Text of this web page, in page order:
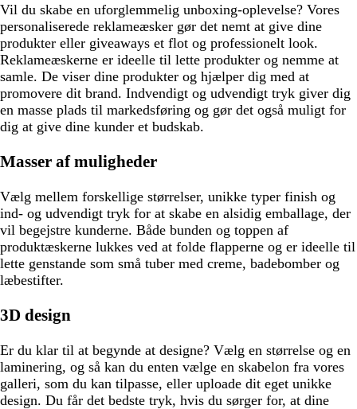
Vil du skabe en uforglemmelig unboxing-oplevelse? Vores
personaliserede reklameæsker gør det nemt at give dine
produkter eller giveaways et flot og professionelt look.
Reklameæskerne er ideelle til lette produkter og nemme at
samle. De viser dine produkter og hjælper dig med at
promovere dit brand. Indvendigt og udvendigt tryk giver dig
en masse plads til markedsføring og gør det også muligt for
dig at give dine kunder et budskab.
Masser af muligheder
Vælg mellem forskellige størrelser, unikke typer finish og
ind- og udvendigt tryk for at skabe en alsidig emballage, der
vil begejstre kunderne. Både bunden og toppen af
produktæskerne lukkes ved at folde flapperne og er ideelle til
lette genstande som små tuber med creme, badebomber og
læbestifter.
3D design
Er du klar til at begynde at designe? Vælg en størrelse og en
laminering, og så kan du enten vælge en skabelon fra vores
galleri, som du kan tilpasse, eller uploade dit eget unikke
design. Du får det bedste tryk, hvis du sørger for, at dine